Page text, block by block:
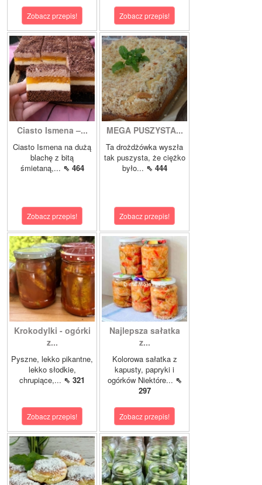
Zobacz przepis! Zobacz przepis!
Ciasto Ismena –...
Ciasto Ismena na dużą
blachę z bitą
śmietaną,... ⇖ 464
Zobacz przepis!
MEGA PUSZYSTA...
Ta drożdżówka wyszła
tak puszysta, że ciężko
było... ⇖ 444
Zobacz przepis!
Krokodylki - ogórki
z...
Pyszne, lekko pikantne,
lekko słodkie,
chrupiące,... ⇖ 321
Zobacz przepis!
Najlepsza sałatka
z...
Kolorowa sałatka z
kapusty, papryki i
ogórków Niektóre... ⇖
297
Zobacz przepis!